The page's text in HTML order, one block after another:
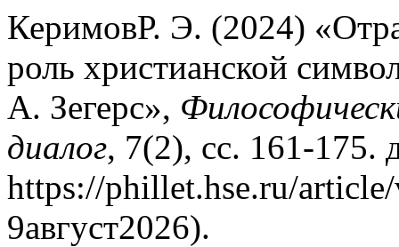
КеримовР. Э. (2024)
роль христианской
А. Зегерс»,
диалог, 7(2), сс. 161-175.
https://phillet.hse.ru/
9август2026).